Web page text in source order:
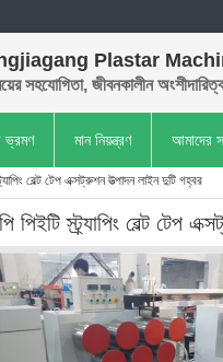
Plastar
সহযোগিতা, জীবনকালীন
ভ্রমণ মান নিয়ন্ত্রণ আমাদের
বেল্ট টেপ এক্সট্রুশন উত্পাদন লাইন দুটি গহ্বর
পিইটি স্ট্র্যাপিং বেল্ট টেপ